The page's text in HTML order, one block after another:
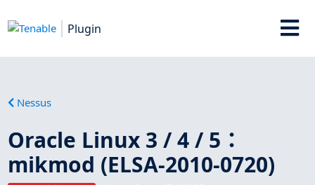
Plugin
Nessus
Oracle Linux 3 / 4 / 5：
mikmod (ELSA-2010-0720)